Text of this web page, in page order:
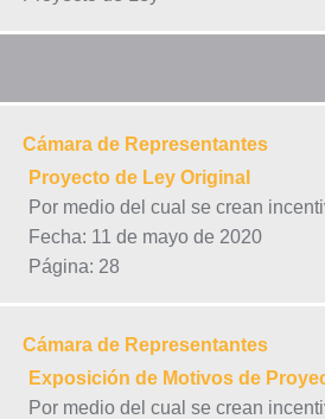
Cámara de Representantes
Proyecto de Ley Original
Por medio del cual se crean
Fecha: 11 de mayo de 2020
Página: 28
Cámara de Representantes
Exposición de Motivos de
Por medio del cual se crean